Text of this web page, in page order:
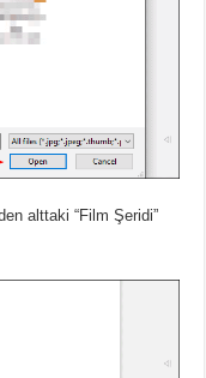
alttaki “Film Şeridi”